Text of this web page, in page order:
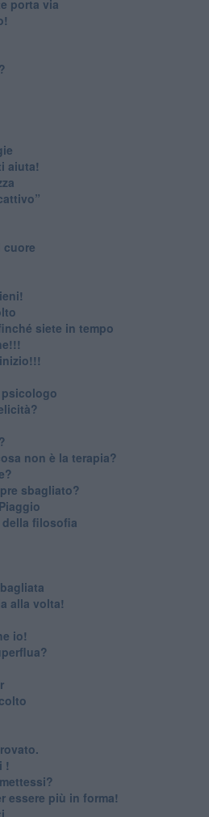
porta via
aiuta!
cuore
siete in tempo
non è la terapia?
sbagliato?
filosofia
alla volta!
io!
!
essere più in forma!